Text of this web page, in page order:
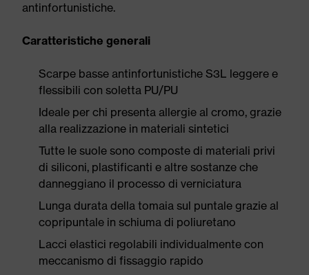
antinfortunistiche.
Caratteristiche generali
Scarpe basse antinfortunistiche S3L leggere e
flessibili con soletta PU/PU
Ideale per chi presenta allergie al cromo, grazie
alla realizzazione in materiali sintetici
Tutte le suole sono composte di materiali privi
di siliconi, plastificanti e altre sostanze che
danneggiano il processo di verniciatura
Lunga durata della tomaia sul puntale grazie al
copripuntale in schiuma di poliuretano
Lacci elastici regolabili individualmente con
meccanismo di fissaggio rapido